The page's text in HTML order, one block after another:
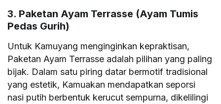
3. Paketan Ayam Terrasse (Ayam Tumis
Pedas Gurih)
Untuk Kamuyang menginginkan kepraktisan,
Paketan Ayam Terrasse adalah pilihan yang paling
bijak. Dalam satu piring datar bermotif tradisional
yang estetik, Kamuakan mendapatkan seporsi
nasi putih berbentuk kerucut sempurna, dikelilingi